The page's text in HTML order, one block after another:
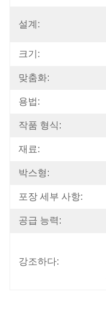
설계:
크기:
맞춤화:
용법:
작품 형식:
재료:
박스형:
포장 세부 사항:
공급 능력:
강조하다: